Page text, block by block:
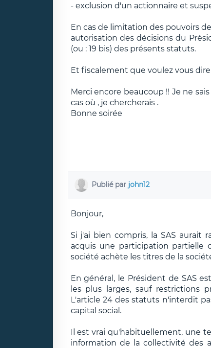
- exclusion d'un actionnaire et
En cas de limitation des pouvoirs
autorisation des décisions du
(ou : 19 bis) des présents statuts.
Et fiscalement que voulez vous dire
Merci encore beaucoup !! Je ne
cas où , je chercherais .
Bonne soirée
Publié par john12
Bonjour,
Si j'ai bien compris, la SAS aurait
acquis une participation partielle
société achète les titres de la
En général, le Président de SAS
les plus larges, sauf restrictions
L'article 24 des statuts n'interdit
capital social.
Il est vrai qu'habituellement, une
information de la collectivité des